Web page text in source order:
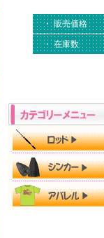
・ 販売価格
・ 在庫数